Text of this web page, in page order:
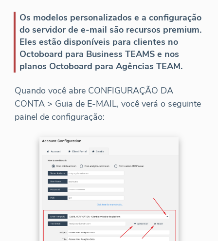
Os modelos personalizados e a configuração
do servidor de e-mail são recursos premium.
Eles estão disponíveis para clientes no
Octoboard para Business TEAMS e nos
planos Octoboard para Agências TEAM.
Quando você abre CONFIGURAÇÃO DA
CONTA > Guia de E-MAIL, você verá o seguinte
painel de configuração: